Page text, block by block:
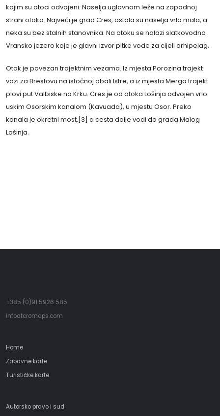
kojim su otoci odvojeni. Naselja uglavnom leže na zapadnoj
strani otoka. Najveći je grad Cres, ostala su naselja vrlo mala, a
neka su bez stalnih stanovnika. Na otoku se nalazi slatkovodno
Vransko jezero koje je glavni izvor pitke vode za cijeli arhipelag.
Otok je povezan trajektnim vezama. Iz mjesta Porozina trajekt
vozi za Brestovu na istočnoj obali Istre, a iz mjesta Merga trajekt
plovi put Valbiske na Krku. Cres je od otoka Lošinja odvojen vrlo
uskim Osorskim kanalom (Kavuada), u mjestu Osor. Preko
kanala je okretni most,[3] a cesta dalje vodi do grada Malog
Lošinja.
+385 (0)91 5926 585
infoatcromaps.com
Home
Zabavne karte
Turističke karte
Autorsko pravo i sud